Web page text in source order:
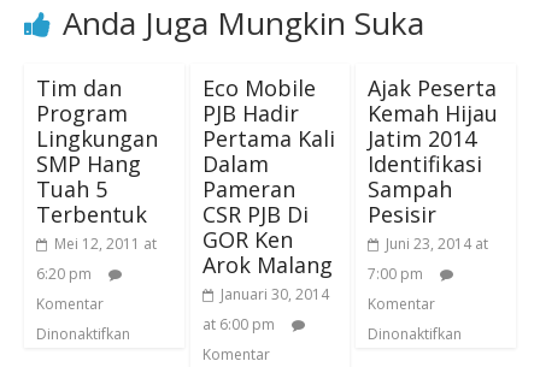
Anda Juga Mungkin Suka
Tim dan
Program
Lingkungan
SMP Hang
Tuah 5
Terbentuk
Mei 12, 2011 at
6:20 pm
Komentar
Dinonaktifkan
Eco Mobile
PJB Hadir
Pertama Kali
Dalam
Pameran
CSR PJB Di
GOR Ken
Arok Malang
Januari 30, 2014
at 6:00 pm
Komentar
Ajak Peserta
Kemah Hijau
Jatim 2014
Identifikasi
Sampah
Pesisir
Juni 23, 2014 at
7:00 pm
Komentar
Dinonaktifkan